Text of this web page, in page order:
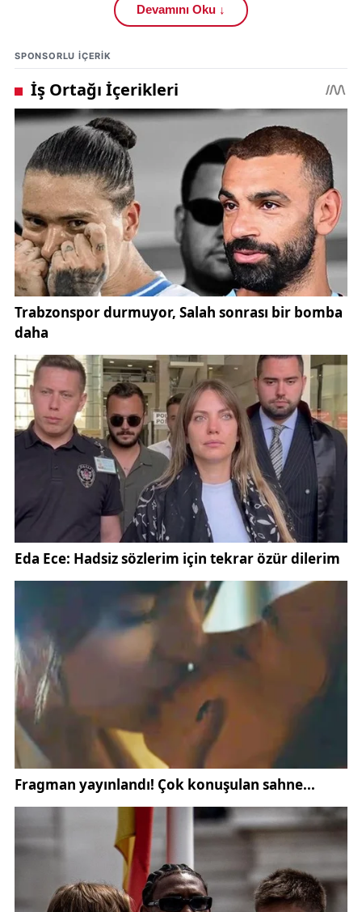
bulunduğu öne sürüldü. Kısa sürede binlerce
beğeni ve paylaşım alan bu iddialar, bazı medya
kuruluşları tarafından da haberleştirildi.
Söz konusu paylaşımlar, özellikle eğitim alanında
yapılacak yatırımlar nedeniyle Sivas kamuoyunda
sevinçle karşılandı. Ünlü sanatçının isminin bağış
iddialarıyla anılması, sosyal medyada Tarkan’a
yönelik övgü dolu yorumların yapılmasına neden
oldu. İddiaların uzun süre sanatçı tarafından
yalanlanmaması ise haberlerin doğruluğuna olan
inancı artırdı.
Kamuoyunda oluşan bilgi kirliliği üzerine resmi
açıklama Sivas İl Milli Eğitim Müdürlüğü tarafından
yapıldı. Müdürlüğün yazılı açıklamasında, son
günlerde sosyal medya ve çeşitli haber mecralarında
yer alan bağış iddialarının gerçeği yansıtmadığı net
bir dille ifade edildi.
Açıklamada, “Son günlerde bazı sosyal medya
platformlarında ve çeşitli haber mecralarında,
ülkemizde tanınmış sanatçılardan birinin ilimizde
okul, spor salonu ve kütüphane altyapılarında
kullanılmak üzere bağış yaptığına dair paylaşımlar
yer almaktadır. Kamuoyunun doğru bilgilendirilmesi
duyulmuştur. Söz konusu paylaşımlar ve iddialar
gerçeği yansıtmamaktadır. İddialara konu edilen
bağışlarla ilgili olarak resmi kurumlarımıza yapılmış
herhangi bir müracaat bulunmamaktadır” ifadelerine
yer verildi.
Bu açıklamayla birlikte, sosyal medyada hızla yayılan
bilginin resmi kayıtlara dayanmadığı ve herhangi bir
başvurunun yapılmadığı kesinlik kazandı. Konuya
ilişkin resmi duyuruların yalnızca yetkili kurumlar
tarafından yapılabileceği vurgulandı. Konuyla ilgili
detaylı bilgilere Sivas İl Milli Eğitim Müdürlüğü ’nün
resmi internet sitesi olan meb.gov.tr üzerinden
ulaşılabileceği hatırlatıldı.
Devamını Oku ↓
SPONSORLU IÇERIK